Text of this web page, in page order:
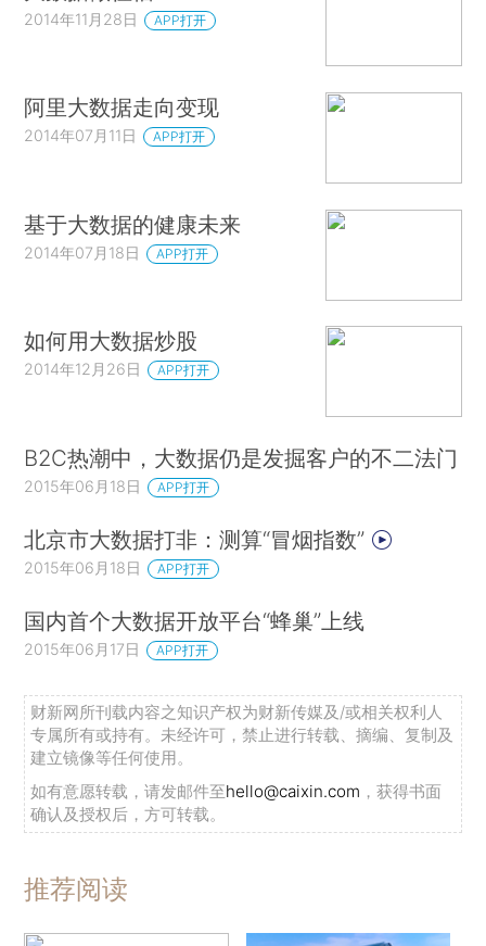
2014年11月28日 APP打开
阿里大数据走向变现
2014年07月11日 APP打开
基于大数据的健康未来
2014年07月18日 APP打开
如何用大数据炒股
2014年12月26日 APP打开
B2C热潮中，大数据仍是发掘客户的不二法门
2015年06月18日 APP打开
北京市大数据打非：测算“冒烟指数”
2015年06月18日 APP打开
国内首个大数据开放平台“蜂巢”上线
2015年06月17日 APP打开
财新网所刊载内容之知识产权为财新传媒及/或相关权利人
专属所有或持有。未经许可，禁止进行转载、摘编、复制及
建立镜像等任何使用。
如有意愿转载，请发邮件至hello@caixin.com ，获得书面
确认及授权后，方可转载。
推荐阅读